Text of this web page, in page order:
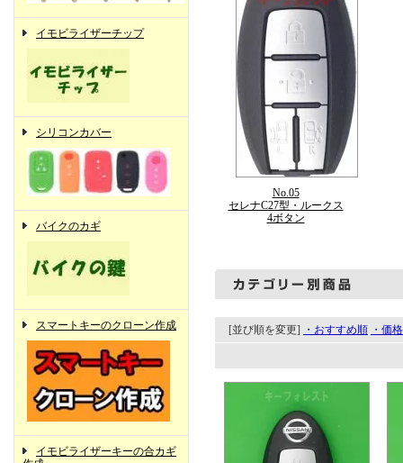
イモビライザーチップ
シリコンカバー
バイクのカギ
スマートキーのクローン作成
イモビライザーキーの合カギ
No.05
セレナC27型・ルークス
4ボタン
[並び順を変更] ・おすすめ順 ・価